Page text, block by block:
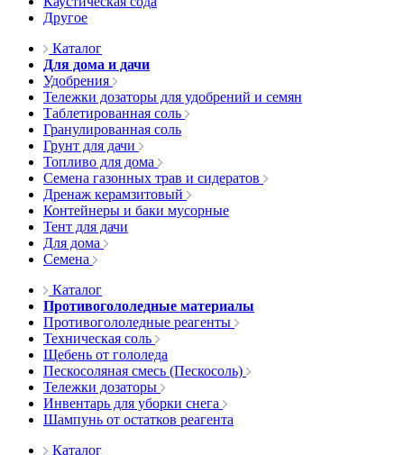
Другое
Каталог
Для дома и дачи
Удобрения
Тележки дозаторы для удобрений и семян
Таблетированная соль
Гранулированная соль
Грунт для дачи
Топливо для дома
Семена газонных трав и сидератов
Дренаж керамзитовый
Контейнеры и баки мусорные
Тент для дачи
Для дома
Семена
Каталог
Противогололедные материалы
Противогололедные реагенты
Техническая соль
Щебень от гололеда
Пескосоляная смесь (Пескосоль)
Тележки дозаторы
Инвентарь для уборки снега
Шампунь от остатков реагента
Каталог